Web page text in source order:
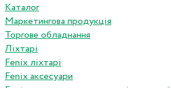
Каталог
Маркетингова продукція
Торгове обладнання
Ліхтарі
Fenix ліхтарі
Fenix аксесуари